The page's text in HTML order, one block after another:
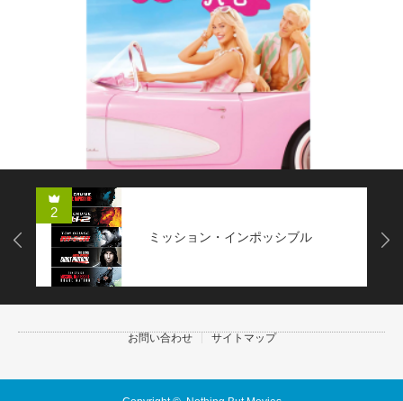
2
ミッション・インポッシブル
Next
お問い合わせ サイトマップ